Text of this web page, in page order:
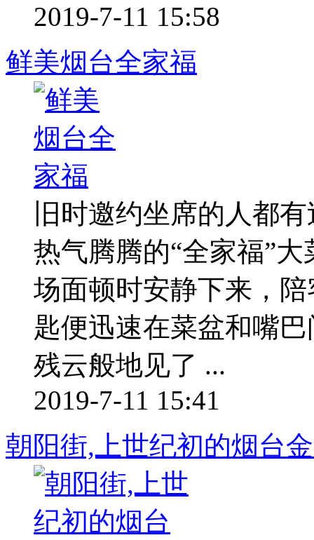
2019-7-11 15:58
鲜美烟台全家福
旧时邀约坐席的人都
热气腾腾的“全家福”
场面顿时安静下来，
匙便迅速在菜盆和嘴
残云般地见了 ...
2019-7-11 15:41
朝阳街,上世纪初的烟台